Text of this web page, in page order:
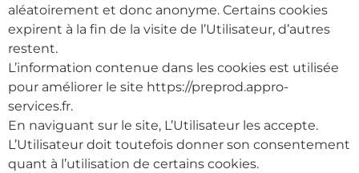
aléatoirement et donc anonyme. Certains cookies
expirent à la fin de la visite de l’Utilisateur, d’autres
restent.
L’information contenue dans les cookies est utilisée
pour améliorer le site https://preprod.appro-
services.fr.
En naviguant sur le site, L’Utilisateur les accepte.
L’Utilisateur doit toutefois donner son consentement
quant à l’utilisation de certains cookies.